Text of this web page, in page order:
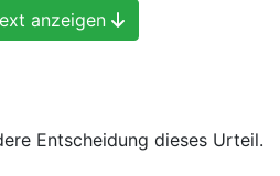
und Missbrauch von
anzeigen
Entscheidung dieses Urteil.